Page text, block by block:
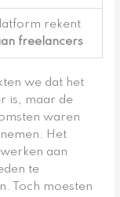
rekent
freelancers
we dat het
is, maar de
waren
Het
aan
te
Toch moesten